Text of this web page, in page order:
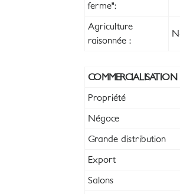
ferme":
Agriculture
raisonnée :
COMMERCIALISATION
Propriété
Négoce
Grande distribution
Export
Salons